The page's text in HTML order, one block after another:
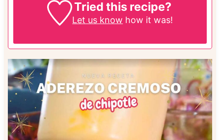
Tried this recipe?
Let us know how it was!